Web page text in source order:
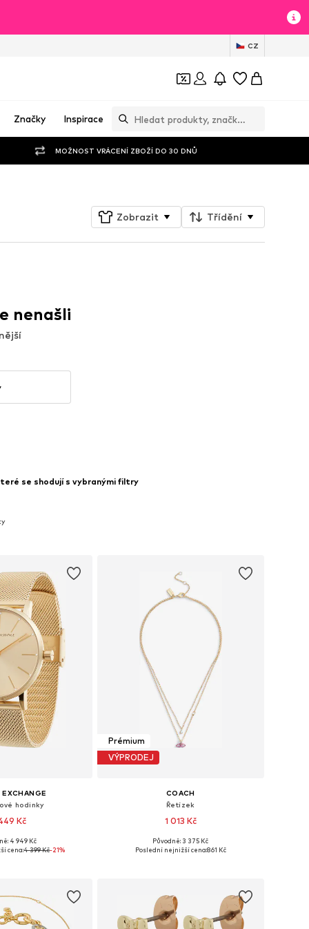
CZ
Značky Inspirace
MOŽNOST VRÁCENÍ ZBOŽÍ DO 30 DNŮ
Zobrazit Třídění
nenašli
se shodují s vybranými filtry
EXCHANGE
hodinky
Kč
One Size
4 949 Kč
cena:4 399 Kč-21%
Prémium
VÝPRODEJ
COACH
Řetízek
1 013 Kč
Dostupné velikosti: One Size
Původně: 3 375 Kč
Poslední nejnižší cena:861 Kč